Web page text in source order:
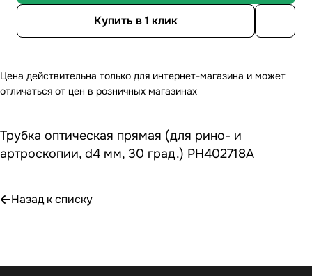
Купить в 1 клик
Цена действительна только для интернет-магазина и может
отличаться от цен в розничных магазинах
Трубка оптическая прямая (для рино- и
артроскопии, d4 мм, 30 град.) РН402718А
Назад к списку